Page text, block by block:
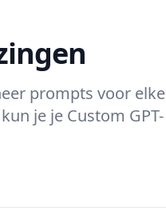
prompts voor elke
je je Custom GPT-